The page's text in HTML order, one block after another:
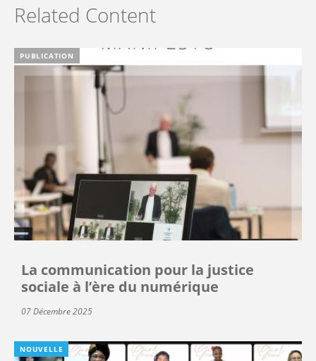
Related Content
PUBLICATION
La communication pour la justice
sociale à l’ère du numérique
07 Décembre 2025
NOUVELLE